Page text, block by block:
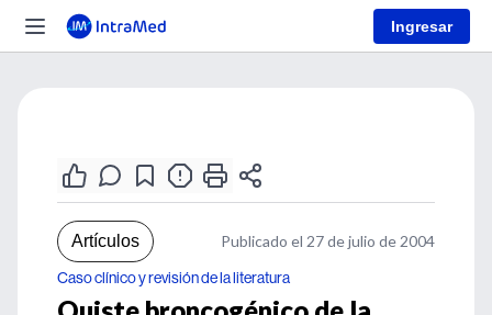
Ingresar
Artículos Publicado el 27 de julio de 2004
Caso clínico y revisión de la literatura